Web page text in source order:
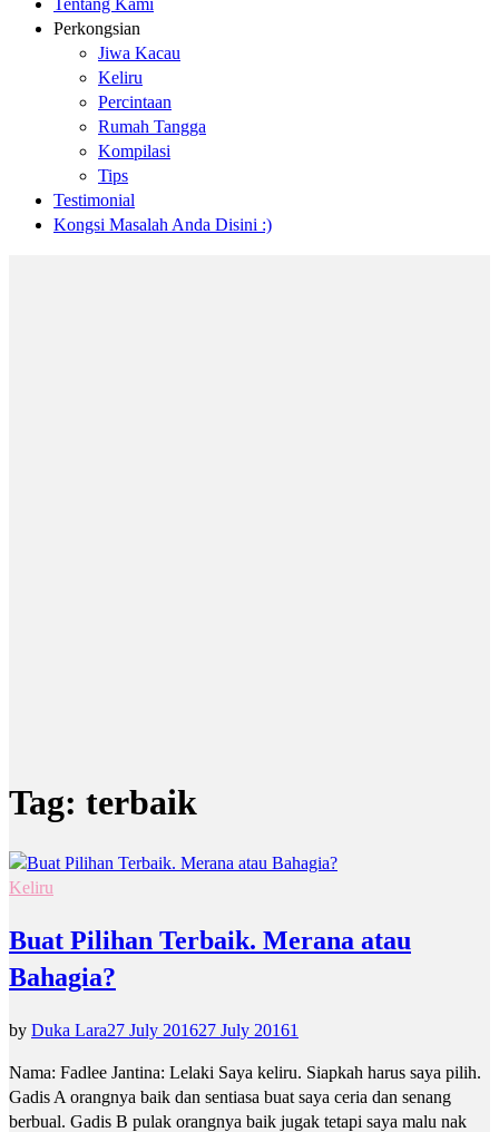
Tentang Kami
Perkongsian
Jiwa Kacau
Keliru
Percintaan
Rumah Tangga
Kompilasi
Tips
Testimonial
Kongsi Masalah Anda Disini :)
Tag: terbaik
Keliru
Buat Pilihan Terbaik. Merana atau
Bahagia?
by Duka Lara27 July 201627 July 20161
Nama: Fadlee Jantina: Lelaki Saya keliru. Siapkah harus saya pilih.
Gadis A orangnya baik dan sentiasa buat saya ceria dan senang
berbual. Gadis B pulak orangnya baik jugak tetapi saya malu nak